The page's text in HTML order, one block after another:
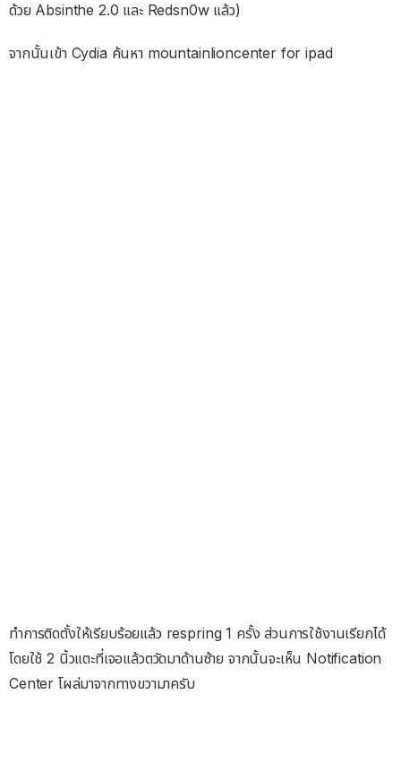
ด้วย Absinthe 2.0 และ Redsn0w แล้ว)
จากนั้นเข้า Cydia ค้นหา mountainlioncenter for ipad
ทำการติดตั้งให้เรียบร้อยแล้ว respring 1 ครั้ง ส่วนการใช้งานเรียกได้
โดยใช้ 2 นิ้วแตะที่เจอแล้วตวัดมาด้านซ้าย จากนั้นจะเห็น Notification
Center โผล่มาจากทางขวามาครับ